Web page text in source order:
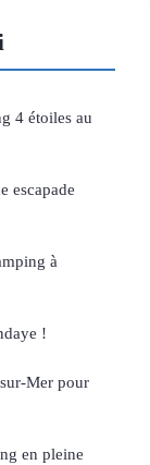
4 étoiles au
escapade
à
!
Mer pour
en pleine